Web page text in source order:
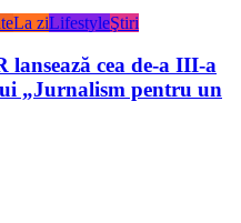
La ziLifestyleŞtiri
cea de-a III-a
„Jurnalism pentru un